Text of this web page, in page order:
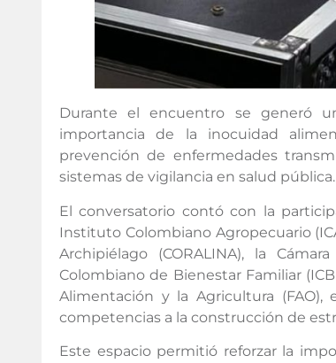
Durante el encuentro se generó
importancia de la inocuidad
prevención de enfermedades
sistemas de vigilancia en salud pública.
El conversatorio contó con la
Instituto Colombiano Agropecuario
Archipiélago (CORALINA), la
Colombiano de Bienestar Familiar
Alimentación y la Agricultura
competencias a la construcción de
Este espacio permitió reforzar la